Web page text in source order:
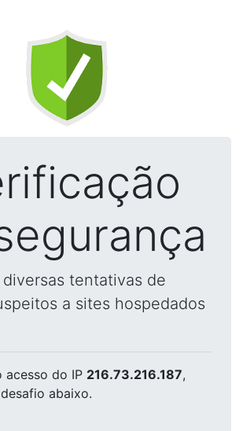
tentativas de
a sites hospedados
acesso do IP 216.73.216.187,
abaixo.